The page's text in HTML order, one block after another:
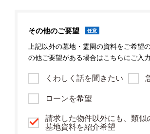
その他のご要望 任意
上記以外の墓地・霊園の資料をご希望
の他ご要望がある場合はこちらにご入力
くわしく話を聞きたい
ローンを希望
請求した物件以外にも、類似
墓地資料を紹介希望